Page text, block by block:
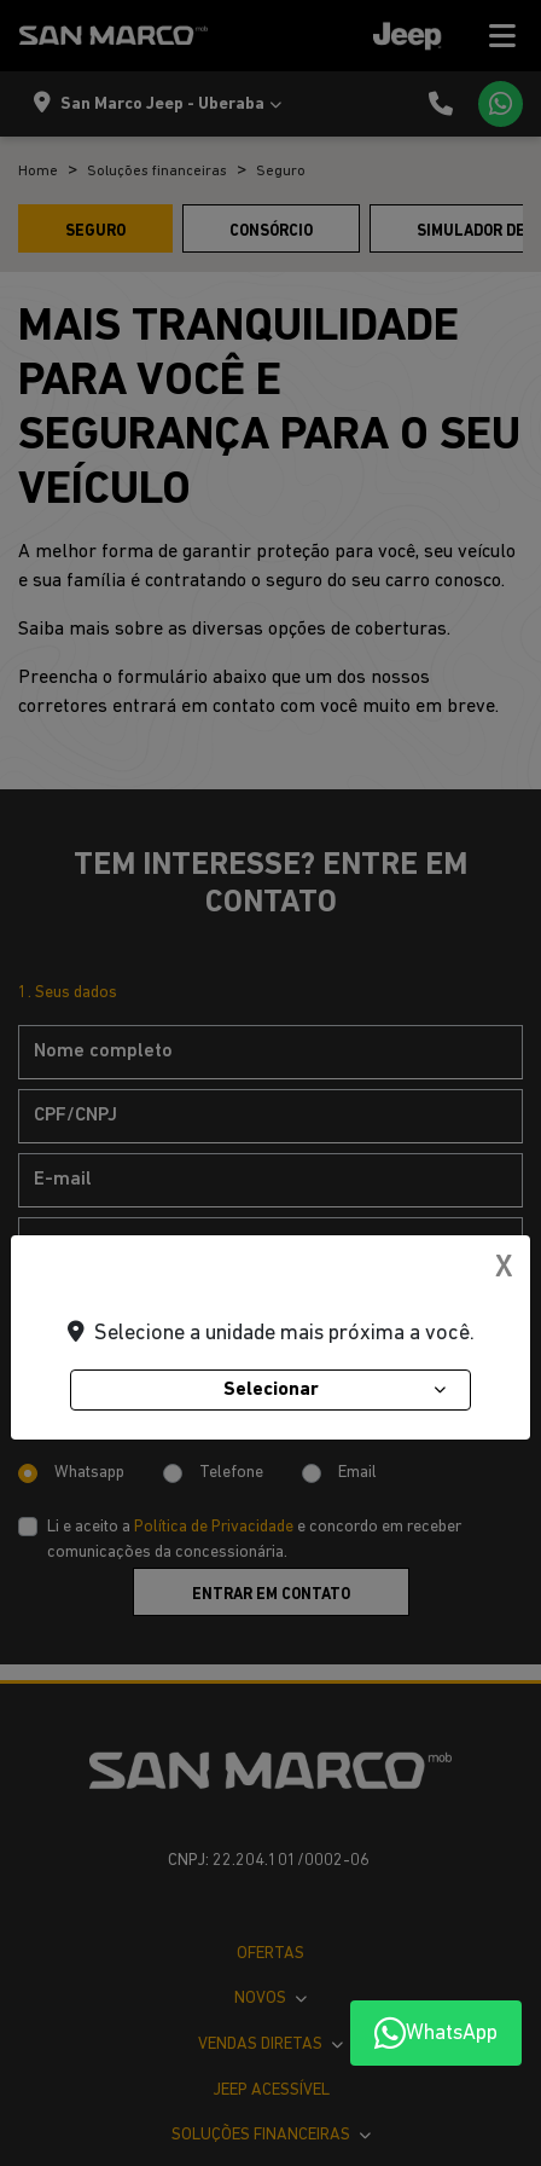
San Marco Jeep - Uberaba
Home Soluções financeiras Seguro
CONSÓRCIO SIMULADOR DE
SEGURO
MAIS TRANQUILIDADE
PARA VOCÊ E
SEGURANÇA PARA O SEU
VEÍCULO
A melhor forma de garantir proteção para você, seu veículo
e sua família é contratando o seguro do seu carro conosco.
Saiba mais sobre as diversas opções de coberturas.
Preencha o formulário abaixo que um dos nossos
corretores entrará em contato com você muito em breve.
TEM INTERESSE? ENTRE EM
CONTATO
1. Seus dados
Whatsapp Telefone Email
Li e aceito a Política de Privacidade e concordo em receber
comunicações da concessionária.
ENTRAR EM CONTATO
WhatsApp
CNPJ: 22.204.101/0002-06
OFERTAS
NOVOS
VENDAS DIRETAS
JEEP ACESSÍVEL
SOLUÇÕES FINANCEIRAS
X
Selecione a unidade mais próxima a você.
Selecionar